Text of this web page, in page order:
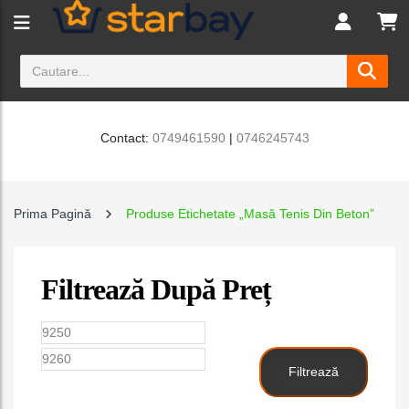
Contact: 0749461590| 0746245743
Prima Pagină Produse Etichetate „Masă Tenis Din Beton”
Filtrează După Preț
Preț
minim
Filtrează